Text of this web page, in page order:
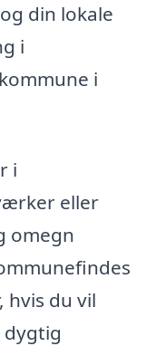
din lokale
i
i
i
eller
omegn
du vil